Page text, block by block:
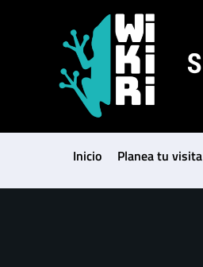
Inicio Planea tu visita